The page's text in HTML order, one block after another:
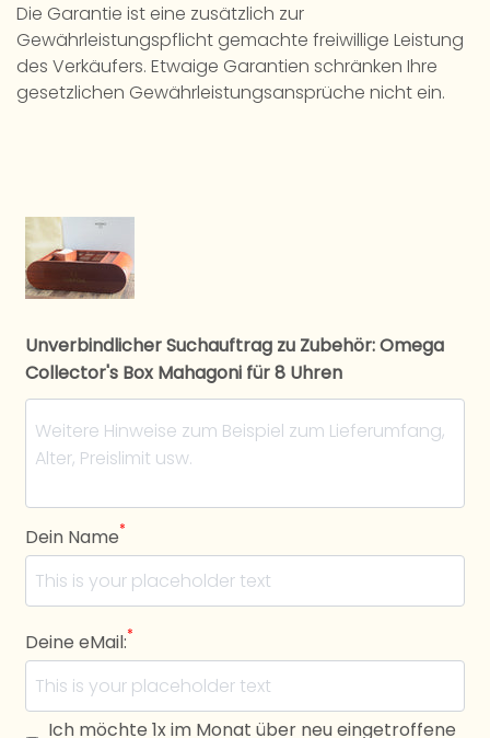
Die Garantie ist eine zusätzlich zur
Gewährleistungspflicht gemachte freiwillige Leistung
des Verkäufers. Etwaige Garantien schränken Ihre
gesetzlichen Gewährleistungsansprüche nicht ein.
Unverbindlicher Suchauftrag zu Zubehör: Omega
Collector's Box Mahagoni für 8 Uhren
Dein Name*
Deine eMail:*
Ich möchte 1x im Monat über neu eingetroffene